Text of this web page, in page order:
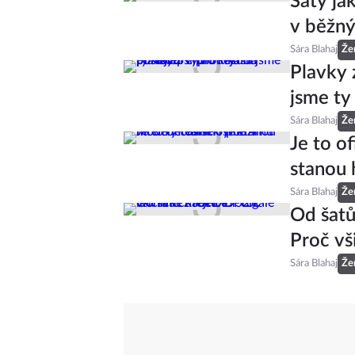
Šaty
v
Sára Blahaj
Plavky
jsme ty
Sára Blahaj
Je to
stanou
Sára Blahaj
Od
Proč